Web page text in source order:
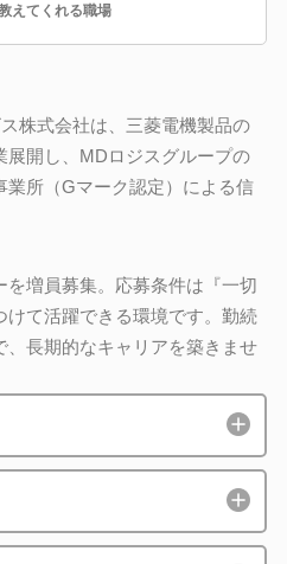
えてくれる職場
株式会社は、三菱電機製品の
開し、MDロジスグループの
所（Gマーク認定）による信
増員募集。応募条件は『一切
て活躍できる環境です。勤続
長期的なキャリアを築きませ